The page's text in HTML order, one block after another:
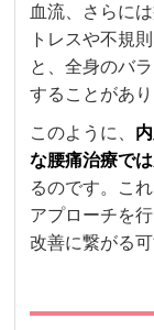
血流、さらに
トレスや不規
と、全身のバ
することがあり
このように、
な腰痛治療で
るのです。こ
アプローチを
改善に繋がる